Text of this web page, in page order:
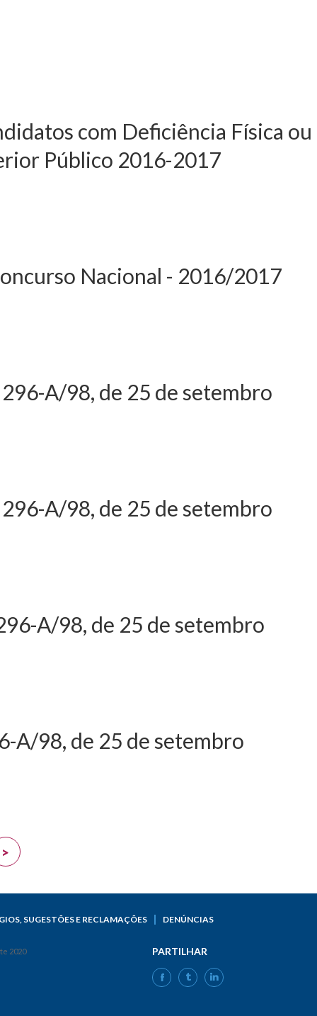
- Determina a
com Deficiência Física ou
Público 2016-2017
do Contingente Especial
Nacional - 2016/2017
- Aprova o
A/98, de 25 de setembro
- Altera o
A/98, de 25 de setembro
- Altera o
A/98, de 25 de setembro
julho - Altera o
A/98, de 25 de setembro
- Altera o
>
SUGESTÕES E RECLAMAÇÕES DENÚNCIAS
PARTILHAR
FACEBOOK
TWITTERLINKEDIN